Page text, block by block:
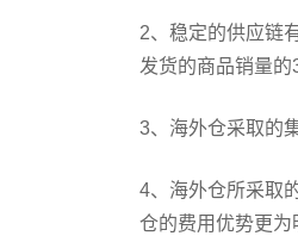
2、稳定的供应链
发货的商品销量的
3、海外仓采取的
4、海外仓所采取
仓的费用优势更为